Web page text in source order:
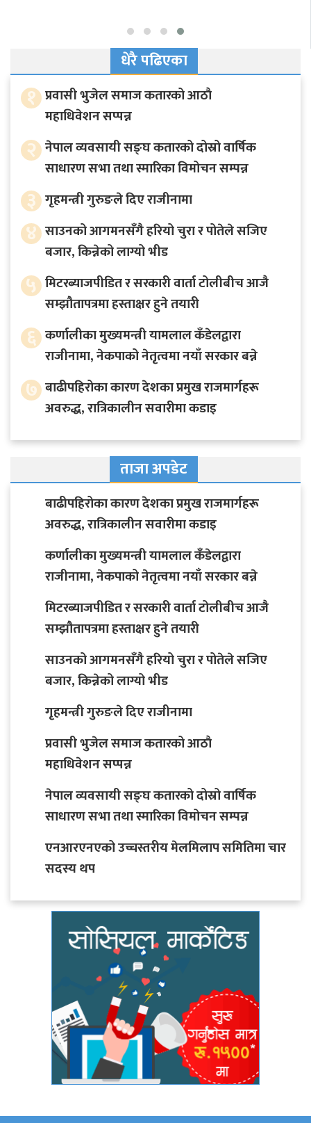
धेरै पढिएका
१ प्रवासी भुजेल समाज कतारको आठाै
महाधिवेशन सप्पन्न
२ नेपाल व्यवसायी सङ्घ कतारको दोस्रो वार्षिक
साधारण सभा तथा स्मारिका विमोचन सम्पन्न
३ गृहमन्त्री गुरुङले दिए राजीनामा
४ साउनको आगमनसँगै हरियो चुरा र पोतेले सजिए
बजार, किन्नेको लाग्यो भीड
५ मिटरब्याजपीडित र सरकारी वार्ता टोलीबीच आजै
सम्झौतापत्रमा हस्ताक्षर हुने तयारी
६ कर्णालीका मुख्यमन्त्री यामलाल कँडेलद्वारा
राजीनामा, नेकपाको नेतृत्वमा नयाँ सरकार बन्ने
७ बाढीपहिरोका कारण देशका प्रमुख राजमार्गहरू
अवरुद्ध, रात्रिकालीन सवारीमा कडाइ
ताजा अपडेट
बाढीपहिरोका कारण देशका प्रमुख राजमार्गहरू
अवरुद्ध, रात्रिकालीन सवारीमा कडाइ
कर्णालीका मुख्यमन्त्री यामलाल कँडेलद्वारा
राजीनामा, नेकपाको नेतृत्वमा नयाँ सरकार बन्ने
मिटरब्याजपीडित र सरकारी वार्ता टोलीबीच आजै
सम्झौतापत्रमा हस्ताक्षर हुने तयारी
साउनको आगमनसँगै हरियो चुरा र पोतेले सजिए
बजार, किन्नेको लाग्यो भीड
गृहमन्त्री गुरुङले दिए राजीनामा
प्रवासी भुजेल समाज कतारको आठाै
महाधिवेशन सप्पन्न
नेपाल व्यवसायी सङ्घ कतारको दोस्रो वार्षिक
साधारण सभा तथा स्मारिका विमोचन सम्पन्न
एनआरएनएको उच्चस्तरीय मेलमिलाप समितिमा चार
सदस्य थप